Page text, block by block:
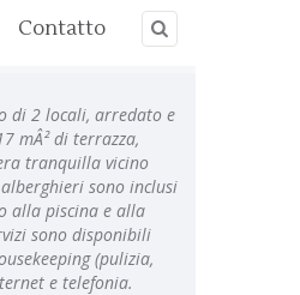
Français
Italiano
Contatto
di 2 locali, arredato e
mÂ² di terrazza,
tranquilla vicino
sono inclusi
alla piscina e alla
sono disponibili
(pulizia,
e telefonia.